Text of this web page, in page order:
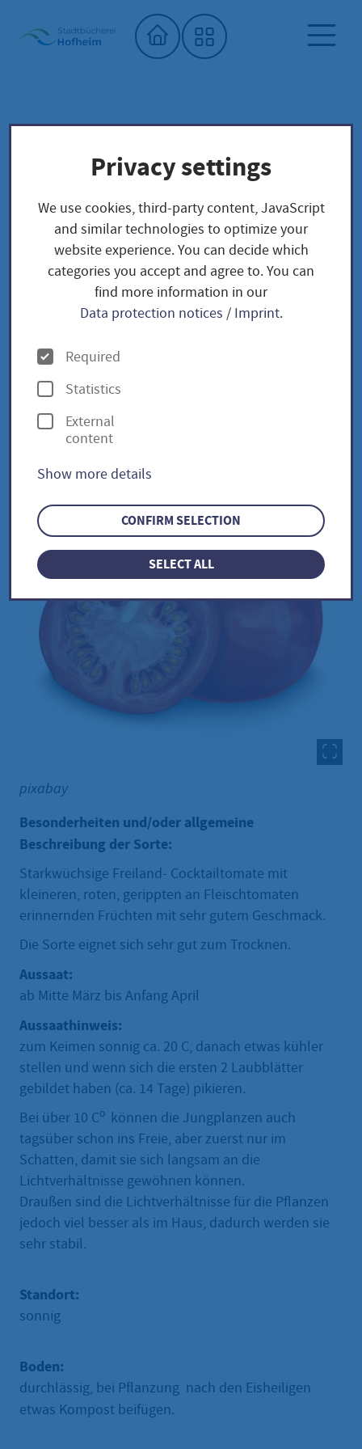
Home"
Unser Saatgut: Aussaat - Ernte -
Fruchtgemüse
TOMATEN
Flonda / Lycopersicon esculentum
Flonda / Lycopersicon
esculentum
Flonda / Lycopersicon
esculentum
pixabay
Besonderheiten und/oder allgemeine
Beschreibung der Sorte:
Starkwüchsige Freiland- Cocktailtomate mit
kleineren, roten, gerippten an Fleischtomaten
erinnernden Früchten mit sehr gutem Geschmack.
Die Sorte eignet sich sehr gut zum Trocknen.
Aussaat:
ab Mitte März bis Anfang April
Aussaathinweis:
zum Keimen sonnig ca. 20 C, danach etwas kühler
stellen und wenn sich die ersten 2 Laubblätter
gebildet haben (ca. 14 Tage) pikieren.
Bei über 10 Co können die Jungplanzen auch
tagsüber schon ins Freie, aber zuerst nur im
Schatten, damit sie sich langsam an die
Lichtverhältnisse gewöhnen können.
Draußen sind die Lichtverhältnisse für die Pflanzen
jedoch viel besser als im Haus, dadurch werden sie
sehr stabil.
Standort:
sonnig
Boden:
durchlässig, bei Pflanzung nach den Eisheiligen
etwas Kompost beifügen.
Privacy settings
We use cookies, third-party content, JavaScript
and similar technologies to optimize your
website experience. You can decide which
categories you accept and agree to. You can
find more information in our
Data protection notices / Imprint.
O
p
t
i
n
s
Required
Statistics
External
content
Show more details
CONFIRM SELECTION
SELECT ALL